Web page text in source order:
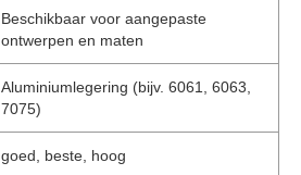
Beschikbaar voor aangepaste
ontwerpen en maten
Aluminiumlegering (bijv. 6061, 6063,
7075)
goed, beste, hoog